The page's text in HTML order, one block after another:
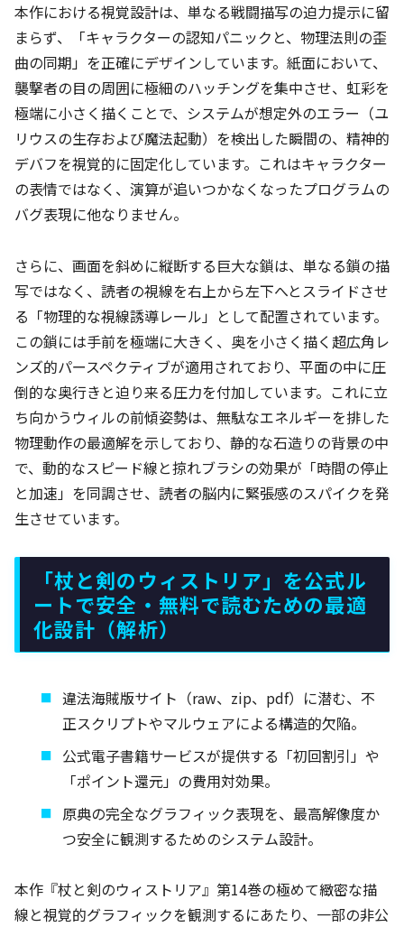
本作における視覚設計は、単なる戦闘描写の迫力提示に留
まらず、「キャラクターの認知パニックと、物理法則の歪
曲の同期」を正確にデザインしています。紙面において、
襲撃者の目の周囲に極細のハッチングを集中させ、虹彩を
極端に小さく描くことで、システムが想定外のエラー（ユ
リウスの生存および魔法起動）を検出した瞬間の、精神的
デバフを視覚的に固定化しています。これはキャラクター
の表情ではなく、演算が追いつかなくなったプログラムの
バグ表現に他なりません。
さらに、画面を斜めに縦断する巨大な鎖は、単なる鎖の描
写ではなく、読者の視線を右上から左下へとスライドさせ
る「物理的な視線誘導レール」として配置されています。
この鎖には手前を極端に大きく、奥を小さく描く超広角レ
ンズ的パースペクティブが適用されており、平面の中に圧
倒的な奥行きと迫り来る圧力を付加しています。これに立
ち向かうウィルの前傾姿勢は、無駄なエネルギーを排した
物理動作の最適解を示しており、静的な石造りの背景の中
で、動的なスピード線と掠れブラシの効果が「時間の停止
と加速」を同調させ、読者の脳内に緊張感のスパイクを発
生させています。
「杖と剣のウィストリア」を公式ル
ートで安全・無料で読むための最適
化設計（解析）
違法海賊版サイト（raw、zip、pdf）に潜む、不
正スクリプトやマルウェアによる構造的欠陥。
公式電子書籍サービスが提供する「初回割引」や
「ポイント還元」の費用対効果。
原典の完全なグラフィック表現を、最高解像度か
つ安全に観測するためのシステム設計。
本作『杖と剣のウィストリア』第14巻の極めて緻密な描
線と視覚的グラフィックを観測するにあたり、一部の非公